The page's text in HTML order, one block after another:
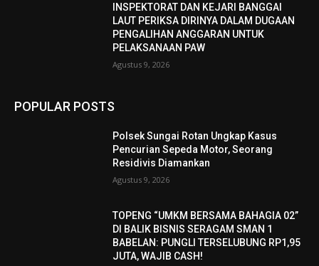
INSPEKTORAT DAN KEJARI BANGGAI
LAUT PERIKSA DIRINYA DALAM DUGAAN
PENGALIHAN ANGGARAN UNTUK
PELAKSANAAN PAW
Agustus 9, 2026
POPULAR POSTS
Polsek Sungai Rotan Ungkap Kasus
Pencurian Sepeda Motor, Seorang
Residivis Diamankan
Agustus 9, 2026
TOPENG “UMKM BERSAMA BAHAGIA 02”
DI BALIK BISNIS SERAGAM SMAN 1
BABELAN: PUNGLI TERSELUBUNG RP1,95
JUTA, WAJIB CASH!